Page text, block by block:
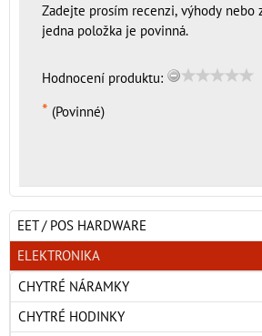
Zadejte prosím recenzi, výhody nebo
jedna položka je povinná.
Hodnocení produktu:
* (Povinné)
EET / POS HARDWARE
ELEKTRONIKA
CHYTRÉ NÁRAMKY
CHYTRÉ HODINKY